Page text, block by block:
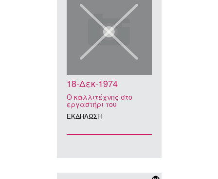
18-Δεκ-1974
Ο καλλιτέχνης στο
εργαστήρι του
ΕΚΔΗΛΩΣΗ